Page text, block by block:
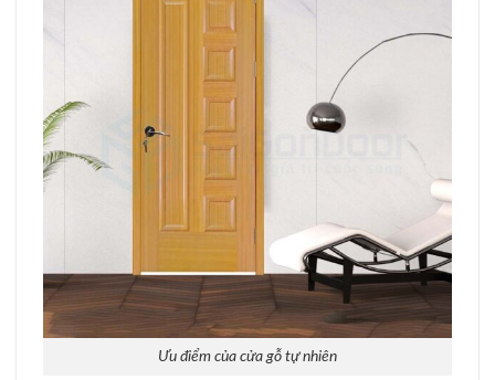
Ưu điểm của cửa gỗ tự nhiên